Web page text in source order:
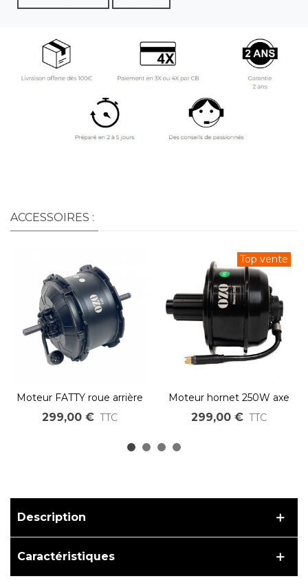
ACCESSOIRES :
Moteur FATTY roue arrière
500W 750W 36V 48V
299,00 € TTC
Top vente
Moteur hornet 250W axe
traversant 12x142mm
299,00 € TTC
Description
Caractéristiques